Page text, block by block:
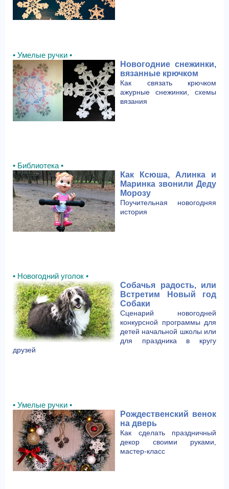
• Умелые ручки •
Новогодние снежинки,
вязанные крючком
Как связать крючком
ажурные снежинки, схемы
вязания
• Библиотека •
Как Ксюша, Алинка и
Маринка звонили Деду
Морозу
Поучительная новогодняя
история
• Новогодний уголок •
Собачья радость, или
Встретим Новый год
Собаки
Сценарий новогодней
конкурсной программы для
детей начальной школы или
для праздника в кругу
друзей
• Умелые ручки •
Рождественский венок
на дверь
Как сделать праздничный
декор своими руками,
мастер-класс